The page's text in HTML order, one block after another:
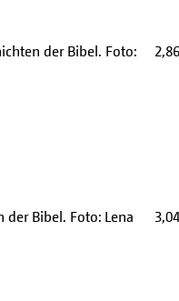
der Bibel. Foto:
der Bibel. Foto: Lena